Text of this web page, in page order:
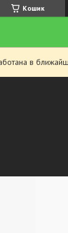
Кошик
в